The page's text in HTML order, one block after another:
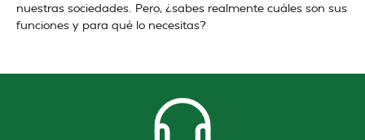
nuestras sociedades. Pero, ¿sabes realmente cuáles son sus
funciones y para qué lo necesitas?